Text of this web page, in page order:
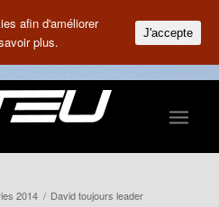
2014 / David toujours leader
afin d'améliorer
plus.
J'accepte